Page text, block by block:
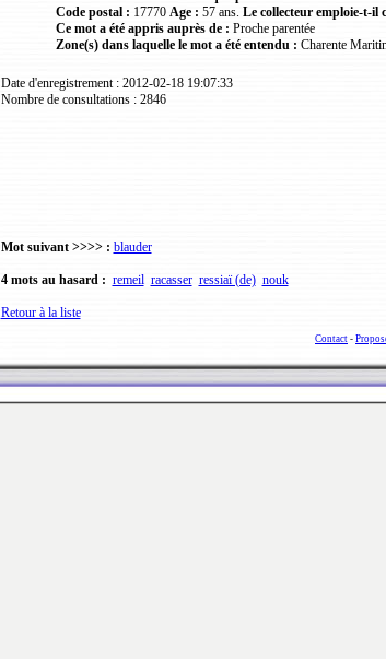
Code postal : 17770 Age : 57 ans. Le collecteur emploie-t-il
Ce mot a été appris auprès de : Proche parentée
Zone(s) dans laquelle le mot a été entendu : Charente
Date d'enregistrement : 2012-02-18 19:07:33
Nombre de consultations : 2846
Mot suivant >>>> : blauder
4 mots au hasard : remeil racasser ressiaï (de) nouk
Retour à la liste
Contact -